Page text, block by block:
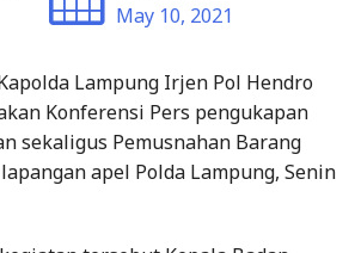
May 10, 2021
Lampung Irjen Pol Hendro
Konferensi Pers pengukapan
sekaligus Pemusnahan Barang
apel Polda Lampung, Senin